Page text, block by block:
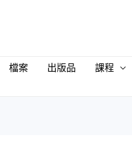
檔案 出版品 課程